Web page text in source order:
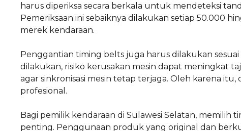
harus diperiksa secara berkala untuk mendeteksi
Pemeriksaan ini sebaiknya dilakukan setiap 50.000
merek kendaraan.
Penggantian timing belts juga harus dilakukan
dilakukan, risiko kerusakan mesin dapat meningkat
agar sinkronisasi mesin tetap terjaga. Oleh karena
profesional.
Bagi pemilik kendaraan di Sulawesi Selatan,
penting. Penggunaan produk yang original dan